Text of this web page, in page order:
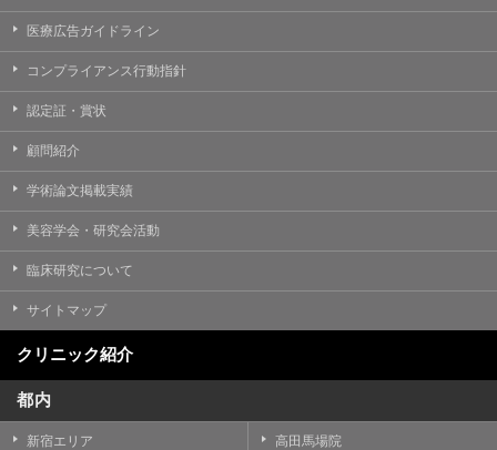
医療広告ガイドライン
コンプライアンス行動指針
認定証・賞状
顧問紹介
学術論文掲載実績
美容学会・研究会活動
臨床研究について
サイトマップ
クリニック紹介
都内
新宿エリア 高田馬場院